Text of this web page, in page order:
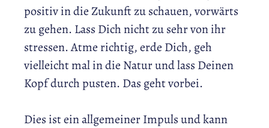
positiv in die Zukunft zu schauen, vorwärts
zu gehen. Lass Dich nicht zu sehr von ihr
stressen. Atme richtig, erde Dich, geh
vielleicht mal in die Natur und lass Deinen
Kopf durch pusten. Das geht vorbei.
Dies ist ein allgemeiner Impuls und kann